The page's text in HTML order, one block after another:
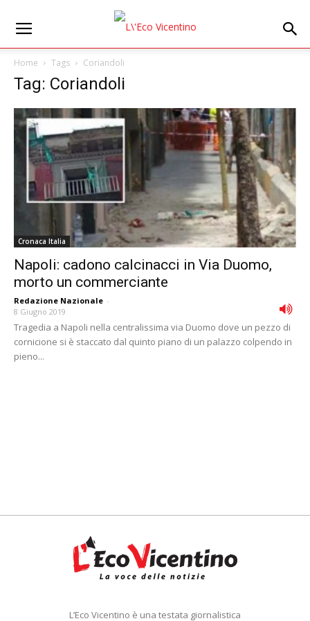
Home Tags Coriandoli
Tag: Coriandoli
Cronaca Italia
Napoli: cadono calcinacci in Via Duomo,
morto un commerciante
Redazione Nazionale -
8 Giugno 2019
Tragedia a Napoli nella centralissima via Duomo dove un pezzo di
cornicione si è staccato dal quinto piano di un palazzo colpendo in
pieno...
L’Eco Vicentino è una testata giornalistica